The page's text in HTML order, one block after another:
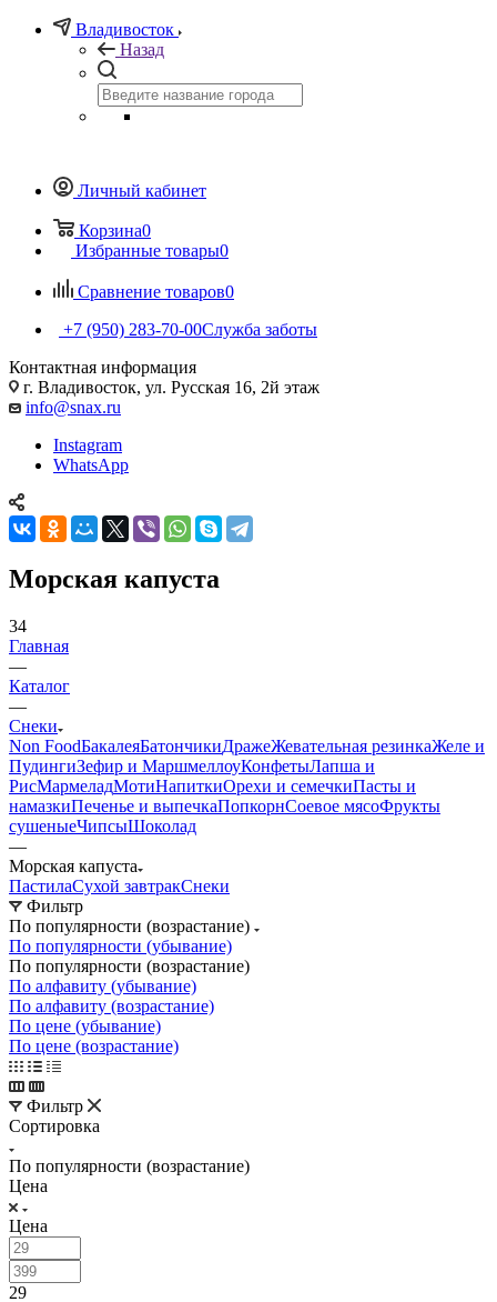
Владивосток
Назад
Личный кабинет
Корзина0
Избранные товары0
Сравнение товаров0
+7 (950) 283-70-00Служба заботы
Контактная информация
г. Владивосток, ул. Русская 16, 2й этаж
info@snax.ru
Instagram
WhatsApp
Морская капуста
34
Главная
—
Каталог
—
Снеки
Non FoodБакалеяБатончикиДражеЖевательная резинкаЖеле и
ПудингиЗефир и МаршмеллоуКонфетыЛапша и
РисМармеладМотиНапиткиОрехи и семечкиПасты и
намазкиПеченье и выпечкаПопкорнСоевое мясоФрукты
сушеныеЧипсыШоколад
—
Морская капуста
ПастилаСухой завтракСнеки
Фильтр
По популярности (возрастание)
По популярности (убывание)
По популярности (возрастание)
По алфавиту (убывание)
По алфавиту (возрастание)
По цене (убывание)
По цене (возрастание)
Фильтр
Сортировка
По популярности (возрастание)
Цена
Цена
29